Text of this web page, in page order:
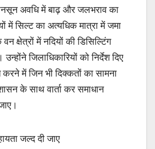
अवधि में बाढ़ और जलभराव का
में सिल्ट का अत्यधिक मात्रा में जमा
क्षेत्रों में नदियों की डिसिल्टिंग
जिलाधिकारियों को निर्देश दिए
करने में जिन भी दिक्कतों का सामना
के साथ वार्ता कर समाधान
जल्द दी जाए